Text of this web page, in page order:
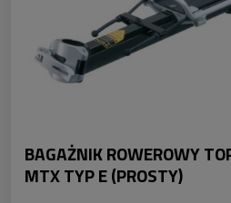
BAGAŻNIK ROWEROWY
MTX TYP E (PROSTY)